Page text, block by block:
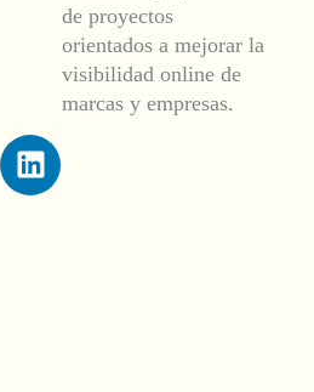
de proyectos
orientados a mejorar la
visibilidad online de
marcas y empresas.
L
i